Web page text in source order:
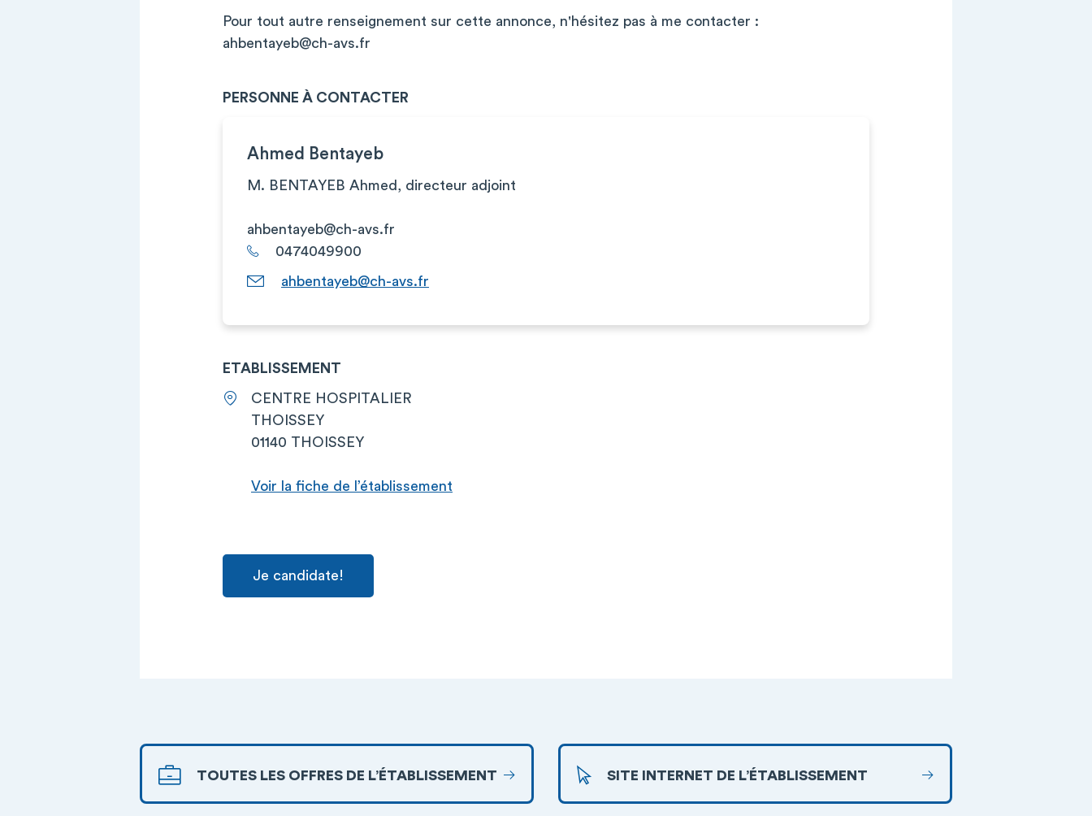
Pour tout autre renseignement sur cette annonce, n'hésitez pas à me contacter :
ahbentayeb@ch-avs.fr
PERSONNE À CONTACTER
Ahmed Bentayeb
M. BENTAYEB Ahmed, directeur adjoint
ahbentayeb@ch-avs.fr
0474049900
ahbentayeb@ch-avs.fr
ETABLISSEMENT
CENTRE HOSPITALIER
THOISSEY
01140 THOISSEY
Voir la fiche de l’établissement
Je candidate!
TOUTES LES OFFRES DE L’ÉTABLISSEMENT SITE INTERNET DE L’ÉTABLISSEMENT